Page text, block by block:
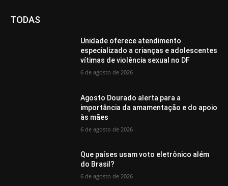
TODAS
Unidade oferece atendimento
especializado a crianças e adolescentes
vítimas de violência sexual no DF
6 de agosto de 2026
Agosto Dourado alerta para a
importância da amamentação e do apoio
às mães
6 de agosto de 2026
Que países usam voto eletrônico além
do Brasil?
6 de agosto de 2026